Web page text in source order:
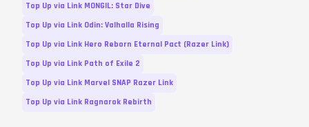
Top Up via Link MONGIL: Star Dive
Top Up via Link Odin: Valhalla Rising
Top Up via Link Hero Reborn Eternal Pact (Razer Link)
Top Up via Link Path of Exile 2
Top Up via Link Marvel SNAP Razer Link
Top Up via Link Ragnarok Rebirth